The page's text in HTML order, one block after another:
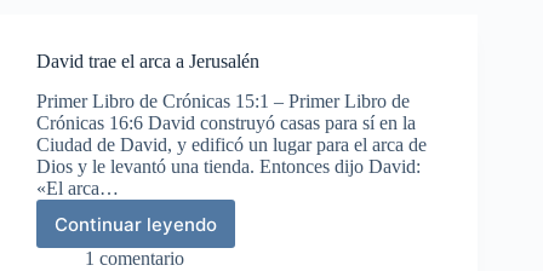
David trae el arca a Jerusalén
Primer Libro de Crónicas 15:1 – Primer Libro de
Crónicas 16:6 David construyó casas para sí en la
Ciudad de David, y edificó un lugar para el arca de
Dios y le levantó una tienda. Entonces dijo David:
«El arca…
Continuar leyendo
David
trae
1 comentario